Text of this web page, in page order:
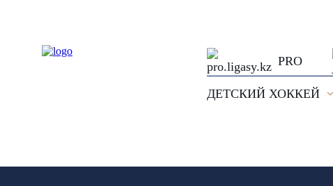
PRO
ДЕТСКИЙ ХОККЕЙ